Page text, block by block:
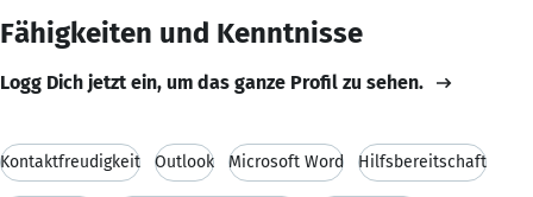
Fähigkeiten und Kenntnisse
Logg Dich jetzt ein, um das ganze Profil zu sehen.
Kontaktfreudigkeit Outlook Microsoft Word Hilfsbereitschaft